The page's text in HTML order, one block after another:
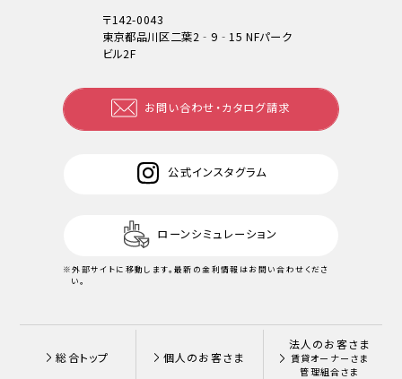
〒142-0043
東京都品川区二葉2‐9‐15 NFパーク
ビル2F
お問い合わせ・カタログ請求
公式インスタグラム
ローンシミュレーション
※外部サイトに移動します。 最新の金利情報はお問い合わせくださ
い。
総合トップ 個人のお客さま
法人のお客さま
賃貸オーナーさま
管理組合さま